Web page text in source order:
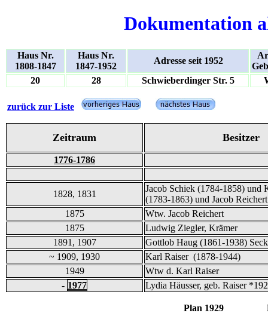
Dokumentation
Haus Nr.
1808-1847
Haus Nr.
1847-1952
Adresse seit 1952
20
28 Schwieberdinger Str. 5
zurück zur Liste
Zeitraum Besitzer
1776-1786
1828, 1831
Jacob Schiek (1784-1858) und
(1783-1863) und Jacob Reichert
1875
Wtw. Jacob Reichert
1875
Ludwig Ziegler, Krämer
1891, 1907
Gottlob Haug (1861-1938)
~ 1909, 1930
Karl Raiser (1878-1944)
1949
Wtw d. Karl Raiser
- 1977 Lydia Häusser, geb. Raiser
Plan 1929